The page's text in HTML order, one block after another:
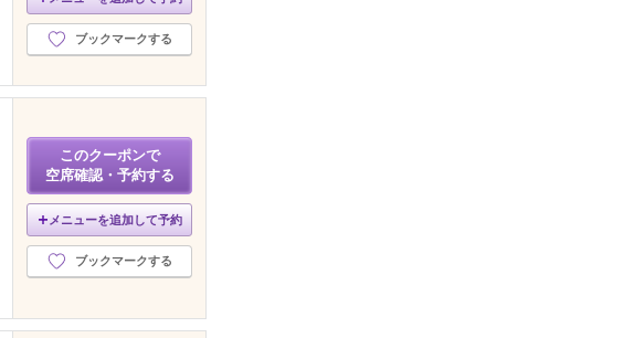
ブックマークする
このクーポンで
空席確認・予約する
メニューを追加して予約
ブックマークする